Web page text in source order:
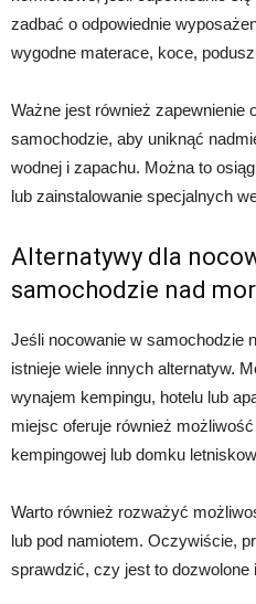
zadbać o odpowiednie
wygodne materace, koce,
Ważne jest również zapewnienie
samochodzie, aby uniknąć
wodnej i zapachu. Można to
lub zainstalowanie specjalnych
Alternatywy dla
samochodzie nad
Jeśli nocowanie w samochodzie
istnieje wiele innych alternatyw.
wynajem kempingu, hotelu lub
miejsc oferuje również
kempingowej lub domku
Warto również rozważyć
lub pod namiotem. Oczywiście,
sprawdzić, czy jest to